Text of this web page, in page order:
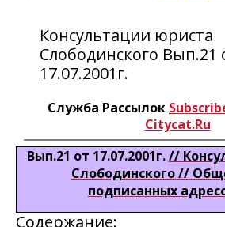
Консультации юриста
Слободинского Вып.21
17.07.2001г.
Служба Рассылок
Citycat.Ru
Вып.21 от 17.07.2001г.//
Слободинского//
подписанных
Содержание: